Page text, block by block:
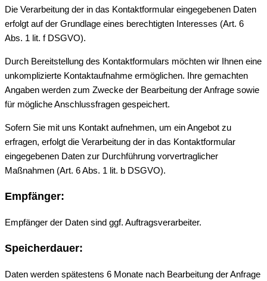
Die Verarbeitung der in das Kontaktformular eingegebenen Daten
erfolgt auf der Grundlage eines berechtigten Interesses (Art. 6
Abs. 1 lit. f DSGVO).
Durch Bereitstellung des Kontaktformulars möchten wir Ihnen eine
unkomplizierte Kontaktaufnahme ermöglichen. Ihre gemachten
Angaben werden zum Zwecke der Bearbeitung der Anfrage sowie
für mögliche Anschlussfragen gespeichert.
Sofern Sie mit uns Kontakt aufnehmen, um ein Angebot zu
erfragen, erfolgt die Verarbeitung der in das Kontaktformular
eingegebenen Daten zur Durchführung vorvertraglicher
Maßnahmen (Art. 6 Abs. 1 lit. b DSGVO).
Empfänger:
Empfänger der Daten sind ggf. Auftragsverarbeiter.
Speicherdauer:
Daten werden spätestens 6 Monate nach Bearbeitung der Anfrage